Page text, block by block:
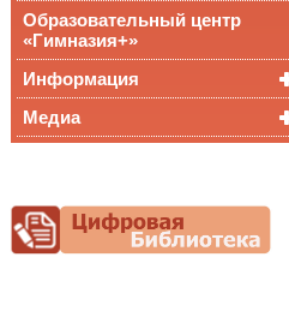
Всероссийская
олимпиада
Образовательный центр
«Гимназия+»
Информация
Снижение
документационной
нагрузки
Медиа